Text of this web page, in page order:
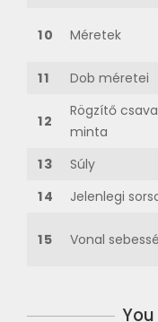
10 Méretek
11
Dob méretei
12
Rögzítő
minta
13 Súly
14
Jelenlegi
15 Vonal